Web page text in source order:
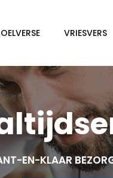
VRIESVERS
EN-KLAAR